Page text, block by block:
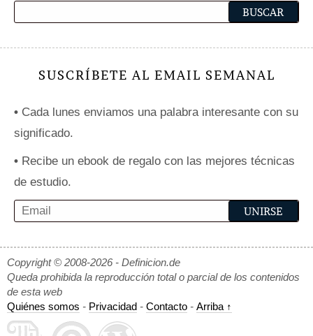
SUSCRÍBETE AL EMAIL SEMANAL
• Cada lunes enviamos una palabra interesante con su
significado.
• Recibe un ebook de regalo con las mejores técnicas
de estudio.
Copyright © 2008-2026 - Definicion.de
Queda prohibida la reproducción total o parcial de los contenidos
de esta web
Quiénes somos - Privacidad - Contacto - Arriba ↑